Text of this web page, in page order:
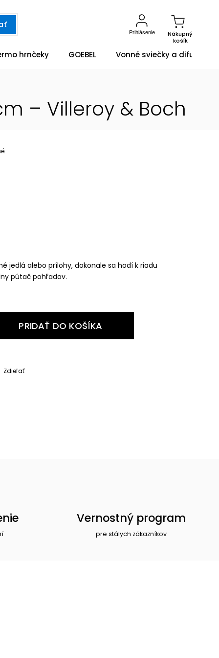
Nákupný
košík
Prihlásenie
hrnčeky GOEBEL Vonné sviečky a difuzéry
– Villeroy & Boch
jedlá alebo prílohy, dokonale sa hodí k riadu
pútač pohľadov.
PRIDAŤ DO KOŠÍKA
Zdieľať
Vernostný program
pre stálych zákazníkov